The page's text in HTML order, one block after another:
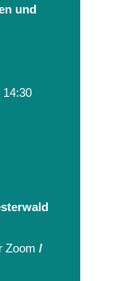
und
Zoom /